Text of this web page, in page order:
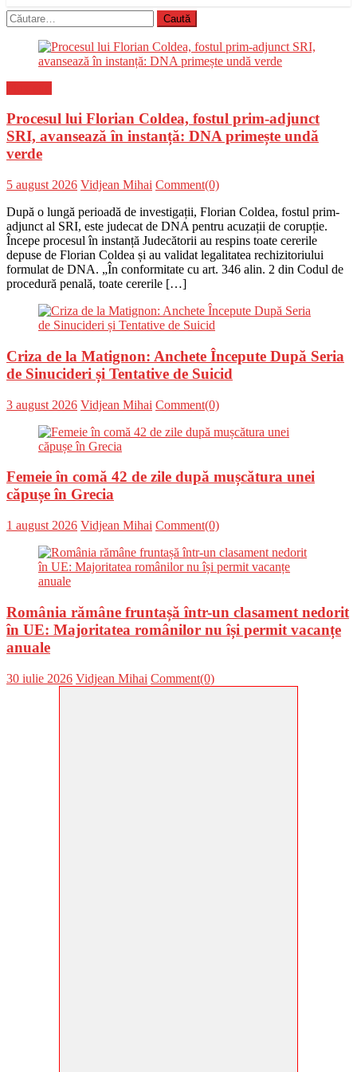
Caută
după:
Procesul lui Florian Coldea, fostul prim-adjunct
SRI, avansează în instanță: DNA primește undă
verde
Posted
5 august 2026 Author
Vidjean Mihai Comment(0)
După o lungă perioadă de investigații, Florian Coldea, fostul prim-
adjunct al SRI, este judecat de DNA pentru acuzații de corupție.
Începe procesul în instanță Judecătorii au respins toate cererile
depuse de Florian Coldea și au validat legalitatea rechizitoriului
formulat de DNA. „În conformitate cu art. 346 alin. 2 din Codul de
procedură penală, toate cererile […]
Criza de la Matignon: Anchete Începute După Seria
de Sinucideri și Tentative de Suicid
Posted
3 august 2026 Author
Vidjean Mihai Comment(0)
Femeie în comă 42 de zile după mușcătura unei
căpușe în Grecia
Posted
1 august 2026 Author
Vidjean Mihai Comment(0)
România rămâne fruntașă într-un clasament nedorit
în UE: Majoritatea românilor nu își permit vacanțe
anuale
Posted
30 iulie 2026 Author
Vidjean Mihai Comment(0)